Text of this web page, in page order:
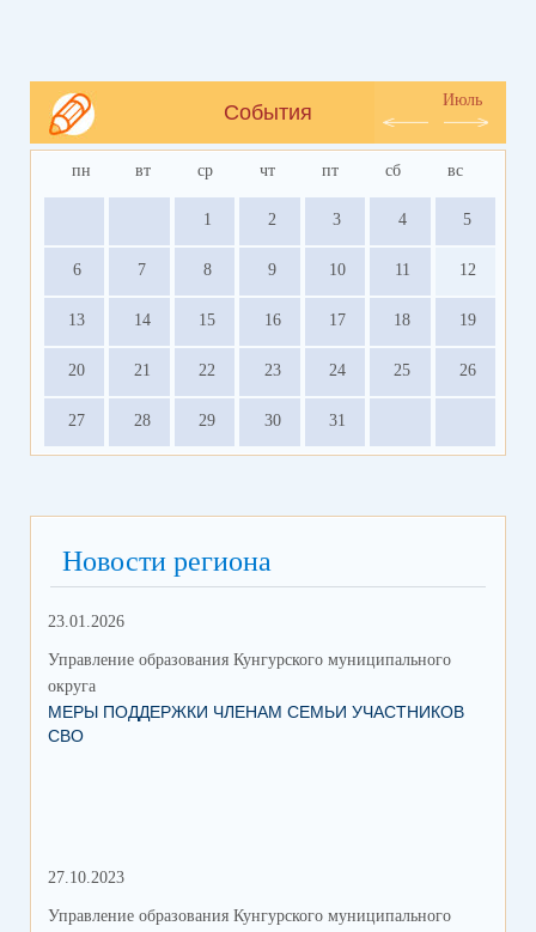
События
Июль
пн вт ср чт пт сб вс
1 2 3 4 5
6 7 8 9 10 11 12
13 14 15 16 17 18 19
20 21 22 23 24 25 26
27 28 29 30 31
Новости региона
23.01.2026
Управление образования Кунгурского муниципального
округа
МЕРЫ ПОДДЕРЖКИ ЧЛЕНАМ СЕМЬИ УЧАСТНИКОВ
СВО
27.10.2023
Управление образования Кунгурского муниципального